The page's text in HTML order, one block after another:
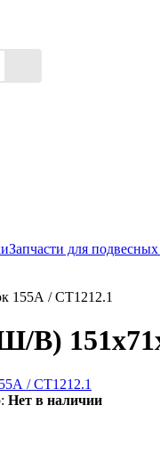
Запчасти для
155А / СТ1212.1
Нет в наличии